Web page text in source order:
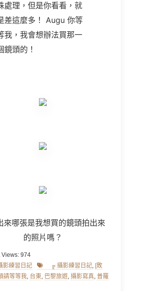
處理，但是你看看，就
差這麼多！ Augu 你等
我，我會想辦法買那一
鏡頭的！
來哪張是我想買的鏡頭拍出來
的照片嗎？
Views: 974
練習日記 Tags ╔ 攝影練習日記, [敗
請等等我, 台東, 巴黎旅遊, 攝影寫真, 普羅